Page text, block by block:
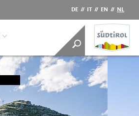
DE // IT // EN // NL